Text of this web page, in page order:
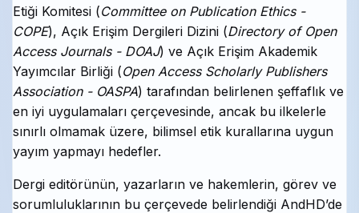
Etiği Komitesi (Committee on Publication Ethics -
COPE), Açık Erişim Dergileri Dizini (Directory of Open
Access Journals - DOAJ) ve Açık Erişim Akademik
Yayımcılar Birliği (Open Access Scholarly Publishers
Association - OASPA) tarafından belirlenen şeffaflık ve
en iyi uygulamaları çerçevesinde, ancak bu ilkelerle
sınırlı olmamak üzere, bilimsel etik kurallarına uygun
yayım yapmayı hedefler.
Dergi editörünün, yazarların ve ha kemlerin, görev ve
sorumluluklarının bu çerçevede belirlendiği AndHD’de